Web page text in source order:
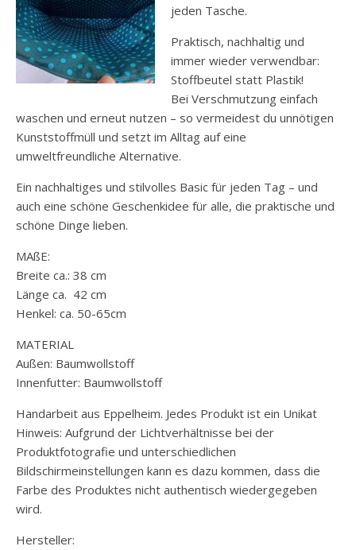
jeden Tasche.
Praktisch, nachhaltig und
immer wieder verwendbar:
Stoffbeutel statt Plastik!
Bei Verschmutzung einfach
waschen und erneut nutzen – so vermeidest du unnötigen
Kunststoffmüll und setzt im Alltag auf eine
umweltfreundliche Alternative.
Ein nachhaltiges und stilvolles Basic für jeden Tag – und
auch eine schöne Geschenkidee für alle, die praktische und
schöne Dinge lieben.
MAßE:
Breite ca.: 38 cm
Länge ca. 42 cm
Henkel: ca. 50-65cm
MATERIAL
Außen: Baumwollstoff
Innenfutter: Baumwollstoff
Handarbeit aus Eppelheim. Jedes Produkt ist ein Unikat
Hinweis: Aufgrund der Lichtverhältnisse bei der
Produktfotografie und unterschiedlichen
Bildschirmeinstellungen kann es dazu kommen, dass die
Farbe des Produktes nicht authentisch wiedergegeben
wird.
Hersteller: